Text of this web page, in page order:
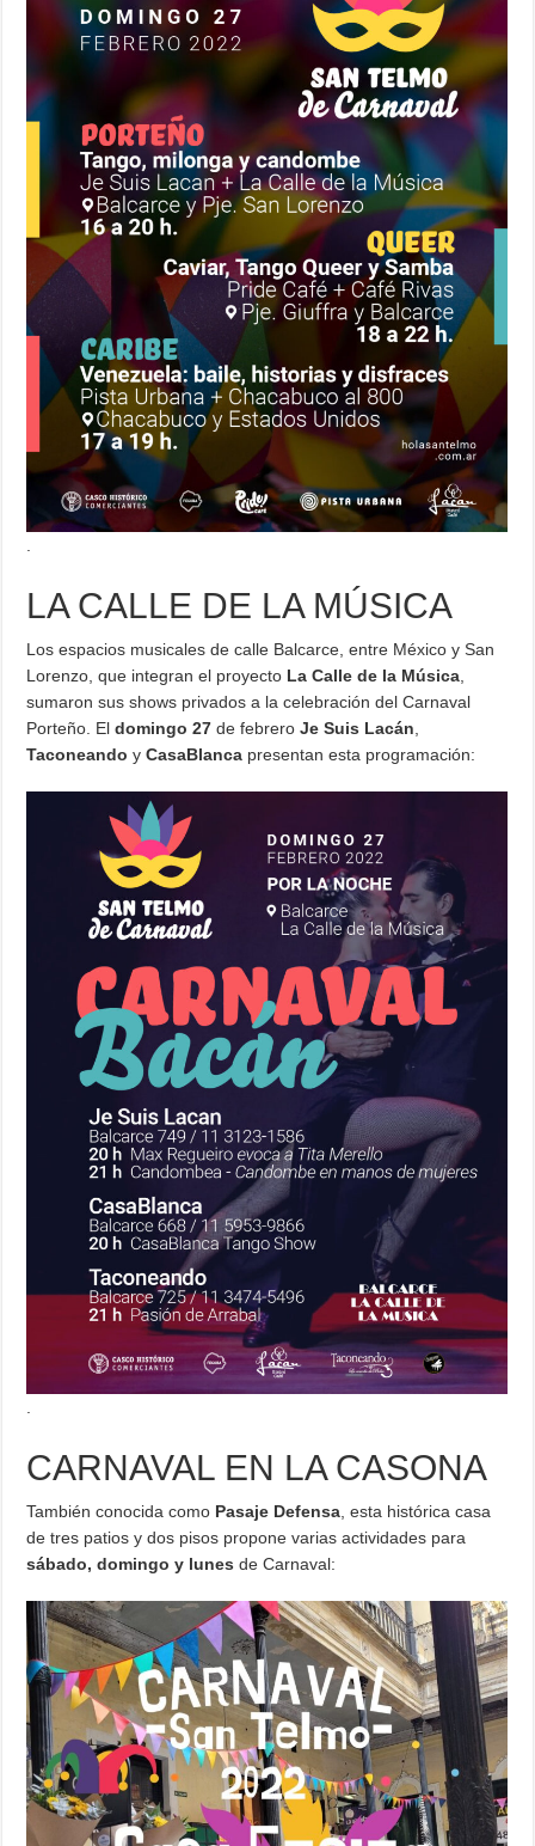
LA CALLE DE LA MÚSICA
Los espacios musicales de calle Balcarce, entre México y San
Lorenzo, que integran el proyecto La Calle de la Música
sumaron sus shows privados a la celebración del Carnaval
Porteño. Eldomingo 27 de febreroJe Suis Lacán
Taconeando yCasaBlanca presentan esta programación:
CARNAVAL EN LA CASONA
También conocida como Pasaje Defensa , esta histórica casa
de tres patios y dos pisos propone varias actividades para
sábado, domingo y lunes de Carnaval: